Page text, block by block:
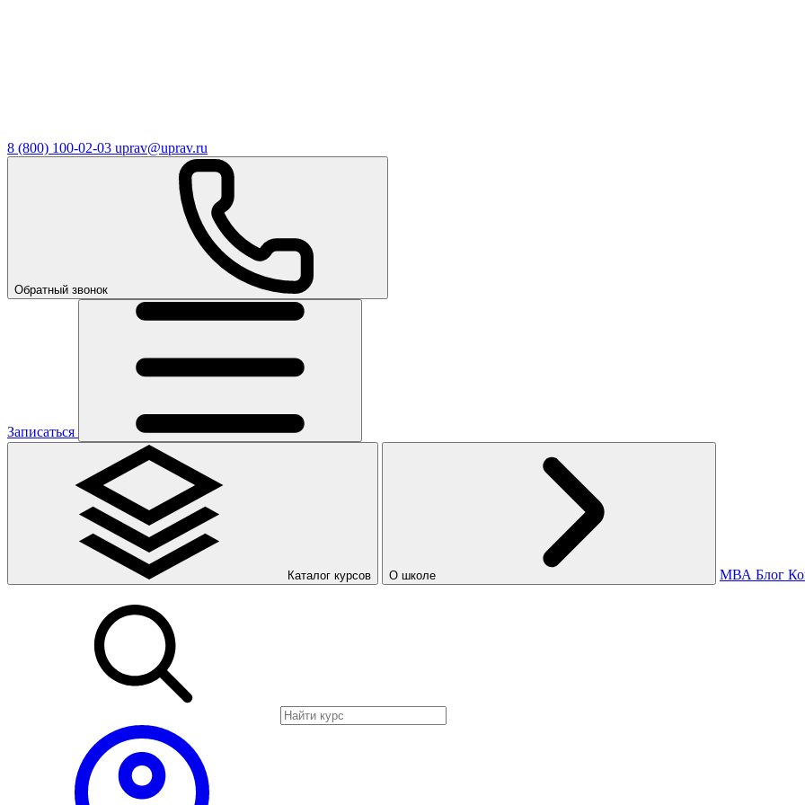
8 (800) 100-02-03 uprav@uprav.ru
Обратный звонок
Записаться
Каталог курсов О школе МВА Блог